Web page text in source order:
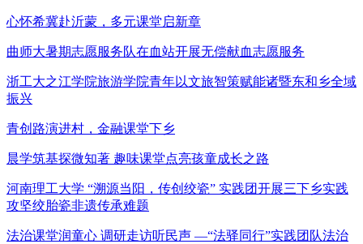
心怀希冀赴沂蒙，多元课堂启新章
曲师大暑期志愿服务队在血站开展无偿献血志愿服务
浙工大之江学院旅游学院青年以文旅智策赋能诸暨东和乡全域
振兴
青创路演进村，金融课堂下乡
晨学筑基探微知著 趣味课堂点亮孩童成长之路
河南理工大学 “溯源当阳，传创绞瓷” 实践团开展三下乡实践
攻坚绞胎瓷非遗传承难题
法治课堂润童心 调研走访听民声 —“法驿同行”实践团队法治